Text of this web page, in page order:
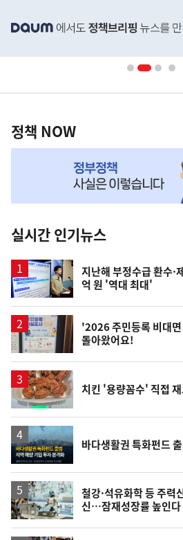
단
영
책
NOW,
뉴
스
정책 NOW
실시간 인기뉴스
지난해 부정수급 환수
억 원 '역대 최대'
'2026 주민등록 비대
돌아왔어요!
치킨 '용량꼼수' 직접
바다생활권 특화펀드
철강·석유화학 등 주력
신…잠재성장률 높인다